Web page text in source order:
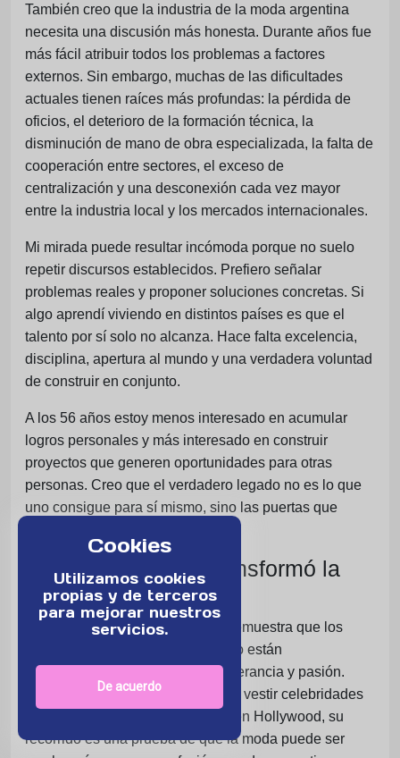
Cookies
Utilizamos cookies
propias y de terceros
para mejorar nuestros
servicios.
De acuerdo
También creo que la industria de la moda argentina
necesita una discusión más honesta. Durante años fue
más fácil atribuir todos los problemas a factores
externos. Sin embargo, muchas de las dificultades
actuales tienen raíces más profundas: la pérdida de
oficios, el deterioro de la formación técnica, la
disminución de mano de obra especializada, la falta de
cooperación entre sectores, el exceso de
centralización y una desconexión cada vez mayor
entre la industria local y los mercados internacionales.
Mi mirada puede resultar incómoda porque no suelo
repetir discursos establecidos. Prefiero señalar
problemas reales y proponer soluciones concretas. Si
algo aprendí viviendo en distintos países es que el
talento por sí solo no alcanza. Hace falta excelencia,
disciplina, apertura al mundo y una verdadera voluntad
de construir en conjunto.
A los 56 años estoy menos interesado en acumular
logros personales y más interesado en construir
proyectos que generen oportunidades para otras
personas. Creo que el verdadero legado no es lo que
uno consigue para sí mismo, sino las puertas que
Un diseñador que transformó la
adversidad en éxito
La historia deJorge del Busto
demuestra que los
sueños no tienen fronteras cuando están
acompañados por trabajo, perseverancia y pasión.
Desde sus primeros dibujos hasta vestir celebridades
internacionales y dejar su huella en Hollywood, su
recorrido es una prueba de que la moda puede ser